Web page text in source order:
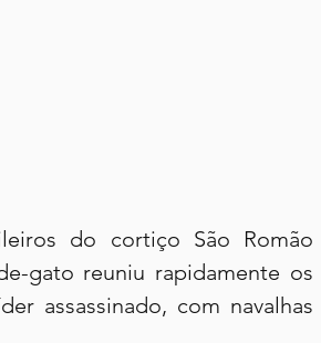
do cortiço São Romão
gato reuniu rapidamente os
assassinado, com navalhas